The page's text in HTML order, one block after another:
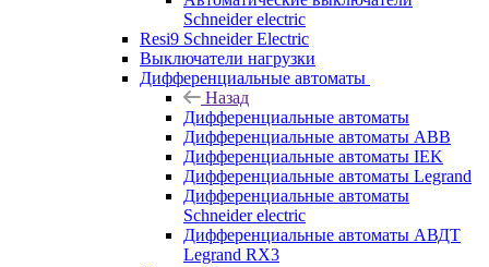
Schneider electric
Resi9 Schneider Electric
Выключатели нагрузки
Дифференциальные автоматы
Назад
Дифференциальные автоматы
Дифференциальные автоматы ABB
Дифференциальные автоматы IEK
Дифференциальные автоматы Legrand
Дифференциальные автоматы
Schneider electric
Дифференциальные автоматы АВДТ
Legrand RX3